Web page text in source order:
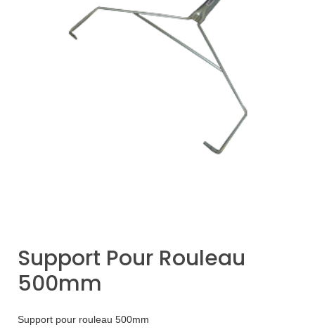
Support Pour Rouleau
500mm
Support pour rouleau 500mm